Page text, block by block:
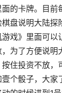
面的卡牌。目前
棋盘说明大陆探
游戏》里面可以
，为了方便说明
按住投资不放，
壹个骰子，大家